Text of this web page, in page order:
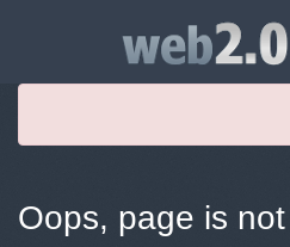
Oops, page is